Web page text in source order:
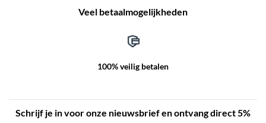
Veel betaalmogelijkheden
100% veilig betalen
Schrijf je in voor onze nieuwsbrief en ontvang direct 5%